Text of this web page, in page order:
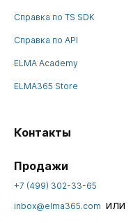
Справка по TS SDK
Справка по API
ELMA Academy
ELMA365 Store
Контакты
Продажи
+7 (499) 302-33-65
inbox@elma365.com или